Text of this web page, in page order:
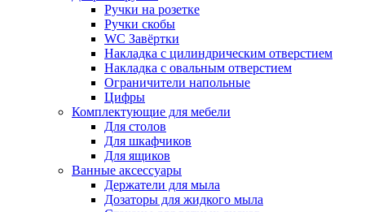
Ручки на розетке
Ручки скобы
WC Завёртки
Накладка с цилиндрическим отверстием
Накладка с овальным отверстием
Ограничители напольные
Цифры
Комплектующие для мебели
Для столов
Для шкафчиков
Для ящиков
Ванные аксессуары
Держатели для мыла
Дозаторы для жидкого мыла